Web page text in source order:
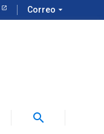
Correo arrow_drop_down
search